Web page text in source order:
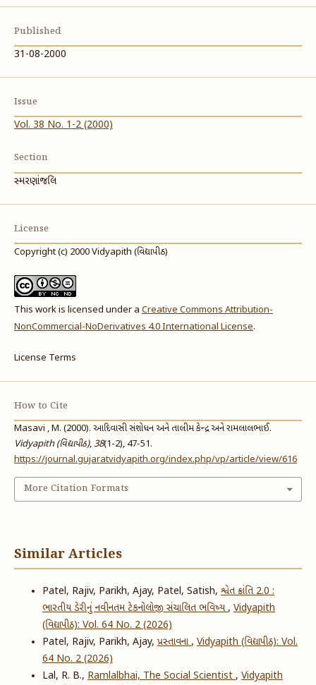
Published
31-08-2000
Issue
Vol. 38 No. 1-2 (2000)
Section
સ્મરણાંજલિ
License
Copyright (c) 2000 Vidyapith (વિદ્યાપીઠ)
This work is licensed under a Creative Commons Attribution-
NonCommercial-NoDerivatives 4.0 International License.
License Terms
How to Cite
Masavi , M. (2000). આદિવાસી સંશોધન અને તાલીમ કેન્દ્ર અને રામલાલભાઈ.
Vidyapith (વિદ્યાપીઠ),38(1-2), 47-51.
https://journal.gujaratvidyapith.org/index.php/vp/article/view/616
More Citation Formats
Similar Articles
Patel, Rajiv, Parikh, Ajay, Patel, Satish, શ્વેત ક્રાંતિ 2.0 :
ભારતીય ડેરીનું નવીનતમ ટેકનોલોજી સંચાલિત ભવિષ્ય, Vidyapith
(વિદ્યાપીઠ): Vol. 64 No. 2 (2026)
Patel, Rajiv, Parikh, Ajay, પ્રસ્તાવના, Vidyapith (વિદ્યાપીઠ): Vol.
64 No. 2 (2026)
Lal, R. B., Ramlalbhai, The Social Scientist , Vidyapith